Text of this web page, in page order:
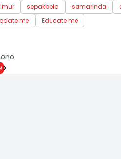
sepakbola samarinda
me Educate me